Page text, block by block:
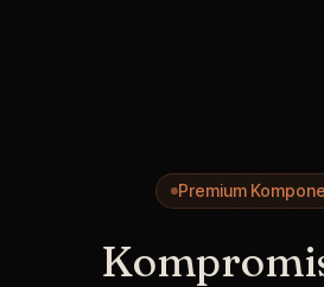
Premium